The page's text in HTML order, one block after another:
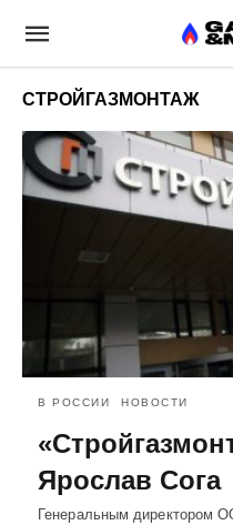
СТРОЙГАЗМОНТАЖ
В РОССИИ НОВОСТИ
Ярослав Сога
Генеральным директором